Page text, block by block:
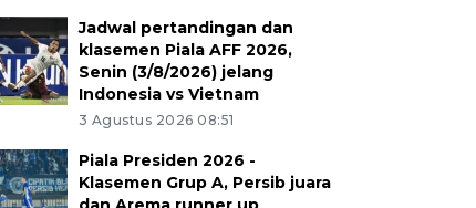
Jadwal pertandingan dan
klasemen Piala AFF 2026,
Senin (3/8/2026) jelang
Indonesia vs Vietnam
3 Agustus 2026 08:51
Piala Presiden 2026 -
Klasemen Grup A, Persib juara